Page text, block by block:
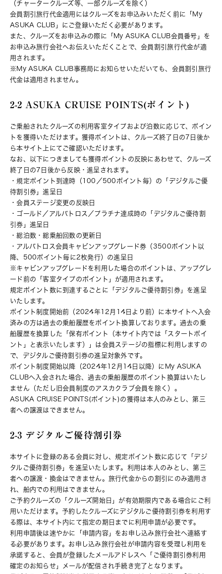
（チャータークルーズ等、一部クルーズを除く）
会員割引旅行代金適用にはクルーズをお申込みいただく前に「My
ASUKA CLUB」にご登録いただく必要があります。
また、クルーズをお申込みの際に「My ASUKA CLUB会員番号」を
お申込み旅行会社へお伝えいただくことで、会員割引旅行代金が適
用されます。
※My ASUKA CLUB事務局にお知らせいただいても、会員割引旅行
代金は適用されません。
2-2 ASUKA CRUISE POINTS(ポイント)
ご乗船されたクルーズの利用客室タイプおよび泊数に応じて、ポイン
トを獲得いただけます。獲得ポイントは、クルーズ終了日の7日後か
ら本サイト上にてご確認いただけます。
なお、以下につきましても獲得ポイントの反映にあわせて、クルーズ
終了日の7日後から反映・進呈されます。
・規定ポイント到達時（100／500ポイント毎）の「デジタルご優
待割引券」進呈日
・会員ステージ変更の反映日
・ゴールド／アルバトロス／プラチナ達成時の「デジタルご優待割
引券」進呈日
・総泊数・総乗船回数の更新日
・アルバトロス会員キャビンアップグレード券（3500ポイント以
降、500ポイント毎に2枚発行）の進呈日
※キャビンアップグレードを利用した場合のポイントは、アップグレ
ード前の「客室タイプのポイント」が適用されます。
規定ポイント数に到達するごとに「デジタルご優待割引券」を進呈
いたします。
ポイント制度開始前（2024年12月14日より前）に本サイトへ入会
済みの方は過去の乗船履歴をポイント換算しております。過去の乗
船履歴を換算した「保有ポイント（本サイト内では「スタートポイ
ント」と表示いたします）」は会員ステージの指標に利用しますの
で、デジタルご優待割引券の進呈対象外です。
ポイント制度開始以降（2024年12月14日以降）にMy ASUKA
CLUBへ入会された場合、過去の乗船履歴のポイント換算はいたし
ません（ただし旧会員制度のアスカクラブ会員を除く）。
ASUKA CRUISE POINTS(ポイント)の獲得は本人のみとし、第三
者への譲渡はできません。
2-3 デジタルご優待割引券
本サイトに登録のある会員に対し、規定ポイント数に応じて「デジ
タルご優待割引券」を進呈いたします。利用は本人のみとし、第三
者への譲渡・換金はできません。旅行代金からの割引にのみ適用さ
れ、船内での利用はできません。
ご予約クルーズの「クルーズ開始日」が有効期限内である場合にご利
用いただけます。予約したクルーズにデジタルご優待割引券を利用す
る際は、本サイト内にて指定の期日までに利用申請が必要です。
利用申請後は速やかに「申請内容」をお申し込み旅行会社へ連絡す
る必要があります。お申し込み旅行会社が申請内容を受理し利用を
承諾すると、会員が登録したメールアドレスへ「ご優待割引券利用
確定のお知らせ」メールが配信され手続き完了となります。